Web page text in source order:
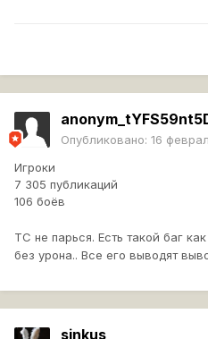
Опубликовано: 16
Игроки
7 305 публикаций
106 боёв
ТС не парься. Есть такой баг
без урона.. Все его выводят
sinkus